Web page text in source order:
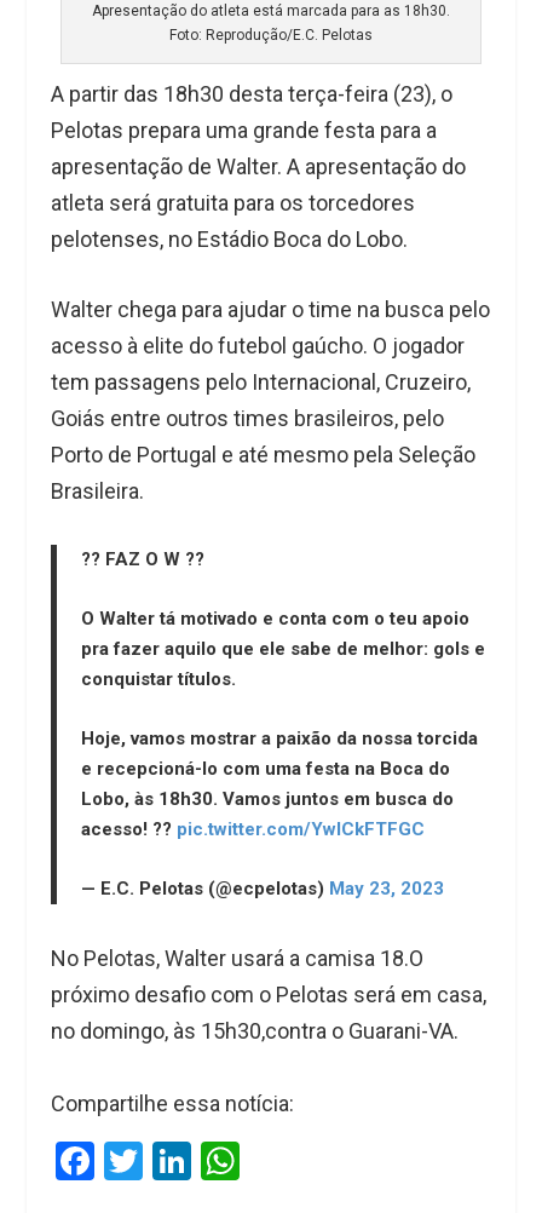
Apresentação do atleta está marcada para as 18h30.
Foto: Reprodução/E.C. Pelotas
A partir das 18h30 desta terça-feira (23), o
Pelotas prepara uma grande festa para a
apresentação de Walter. A apresentação do
atleta será gratuita para os torcedores
pelotenses, no Estádio Boca do Lobo.
Walter chega para ajudar o time na busca pelo
acesso à elite do futebol gaúcho. O jogador
tem passagens pelo Internacional, Cruzeiro,
Goiás entre outros times brasileiros, pelo
Porto de Portugal e até mesmo pela Seleção
Brasileira.
?? FAZ O W ??
O Walter tá motivado e conta com o teu apoio
pra fazer aquilo que ele sabe de melhor: gols e
conquistar títulos.
Hoje, vamos mostrar a paixão da nossa torcida
e recepcioná-lo com uma festa na Boca do
Lobo, às 18h30. Vamos juntos em busca do
acesso! ?? pic.twitter.com/YwlCkFTFGC
— E.C. Pelotas (@ecpelotas) May 23, 2023
No Pelotas, Walter usará a camisa 18.O
próximo desafio com o Pelotas será em casa,
no domingo, às 15h30,contra o Guarani-VA.
Compartilhe essa notícia:
F
T
Li